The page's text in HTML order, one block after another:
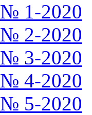
№ 1-2020
№ 2-2020
№ 3-2020
№ 4-2020
№ 5-2020